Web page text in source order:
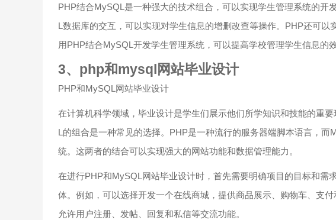
PHP结合MySQL是一种强大的技术组合，可以实现学生管理系统的开
L数据库的交互，可以实现对学生信息的增删改查等操作。PHP还可以
用PHP结合MySQL开发学生管理系统，可以提高学校管理学生信息的
3、php和mysql网站毕业设计
PHP和MySQL网站毕业设计
在计算机科学领域，毕业设计是学生们展示他们所学知识和技能的重
L的组合是一种常见的选择。PHP是一种流行的服务器端脚本语言，
统。这两者的结合可以实现强大的网站功能和数据管理能力。
在进行PHP和MySQL网站毕业设计时，首先需要明确项目的目标和需
体。例如，可以选择开发一个在线商城，提供商品展示、购物车、支
允许用户注册、发帖、回复和私信等交流功能。